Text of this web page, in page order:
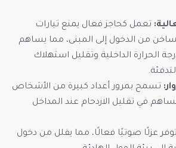
تعمل كحاجز فعال يمنع تيارات
الساخن من الدخول إلى المبنى، مما يساهم
الحرارة الداخلية وتقليل استهلاك
تسمح بمرور أعداد كبيرة من الأشخاص
في تقليل الازدحام عند المداخل
توفر عزلًا صوتيًا فعالًا، مما يقلل من دخول